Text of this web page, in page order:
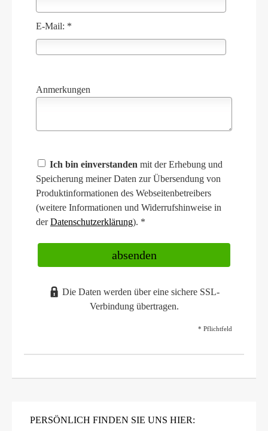
E-Mail: *
Anmerkungen
Ich bin einverstanden mit der Erhebung und
Speicherung meiner Daten zur Übersendung von
Produktinformationen des Webseitenbetreibers
(weitere Informationen und Widerrufshinweise in
derDatenschutzerklärung). *
absenden
Die Daten werden über eine sichere SSL-
Verbindung übertragen.
* Pflichtfeld
PERSÖNLICH FINDEN SIE UNS HIER: